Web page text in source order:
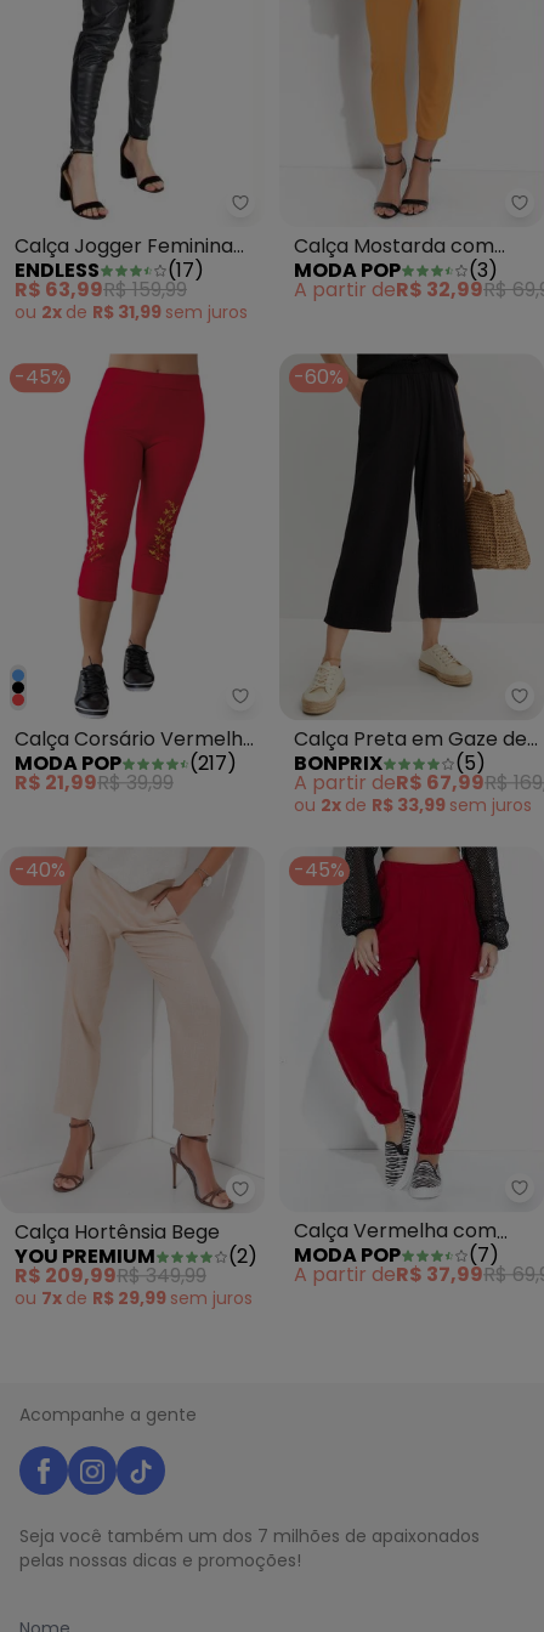
Endless - Calça Jogger
Calça Jogger Feminina
Preto
ENDLESS (17)
R$ 63,99R$ 159,99
ou 2x de R$ 31,99 sem juros
Calça Mostarda com
Sobreposição no Cós
MODA POP (3)
A partir deR$ 32,99R$
-45%
Moda Pop - Calça Corsário
Calça Corsário Vermelha
com Estampa Localizada
MODA POP (217)
R$ 21,99R$ 39,99
-60%
Calça Preta em Gaze de
Algodão
BONPRIX (5)
A partir deR$ 67,99R$
ou 2x de R$ 33,99 sem juros
-40%
You Premium - Calça Hortênsia
Calça Hortênsia Bege
YOU PREMIUM
(2)
R$ 209,99R$ 349,99
ou 7x de R$ 29,99 sem juros
-45%
Calça Vermelha com
Elástico e Pregas na
Cintura
MODA POP (7)
A partir deR$ 37,99R$
Acompanhe a gente
Seja você também um dos 7 milhões de apaixonados
pelas nossas dicas e promoções!